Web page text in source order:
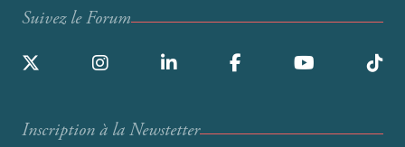
Suivez le Forum
Inscription à la Newstetter